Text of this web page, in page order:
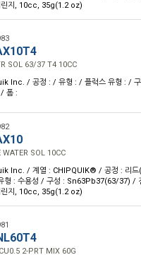
린지, 10cc, 35g(1.2 oz)
SOL 63/37 T4 10CC
Inc. / 공정 : / 유형 : / 플럭스 유형 : /
폼 :
WATER SOL 10CC
Inc. / 계열 : CHIPQUIK® / 공정 : 리드
형 : 수용성 / 구성 : Sn63Pb37(63/37) /
린지, 10cc, 35g(1.2 oz)
2-PRT MIX 60G